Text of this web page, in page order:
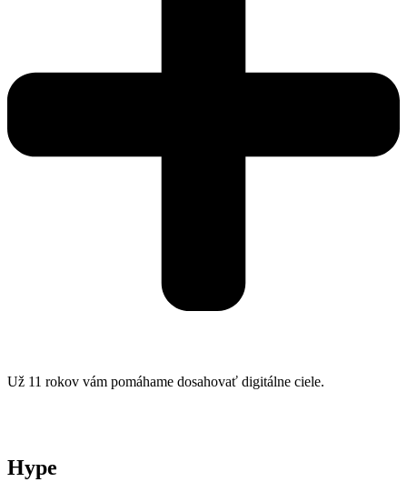
Už 11 rokov vám pomáhame dosahovať digitálne ciele.
Hype